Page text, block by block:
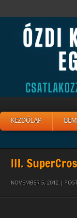
KEZDŐLAP
III.
NOVEMBER 5, 2012 |